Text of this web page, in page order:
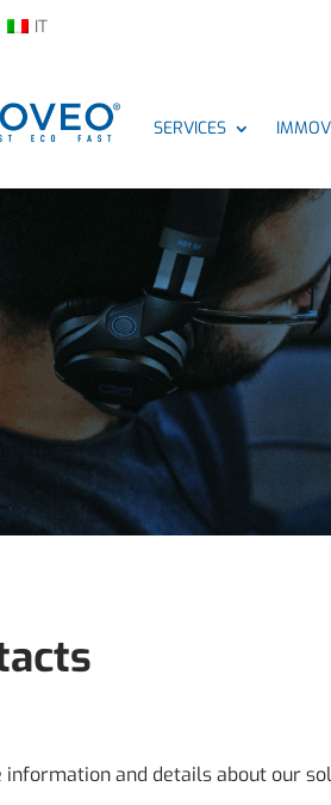
IT
SERVICES
information and details about our